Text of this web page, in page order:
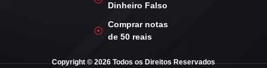
Dinheiro Falso
Comprar notas
de 50 reais
Copyright © 2026 Todos os Direitos Reservados